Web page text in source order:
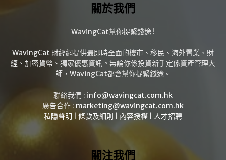
關於我們
WavingCat幫你捉緊錢途 !
WavingCat 財經網提供最即時全面的樓市、移民、海外置業、財
經、加密貨幣、獨家優惠資訊。無論你係投資新手定係資產管理大
師，WavingCat都會幫你捉緊錢途。
聯絡我們 : info@wavingcat.com.hk
廣告合作 : marketing@wavingcat.com.hk
私隱聲明
條款及細則 內容授權 人才招聘
關注我們